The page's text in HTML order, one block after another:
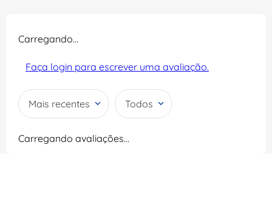
Carregando…
Faça login para escrever uma avaliação.
Mais recentes Todos
Carregando avaliações…